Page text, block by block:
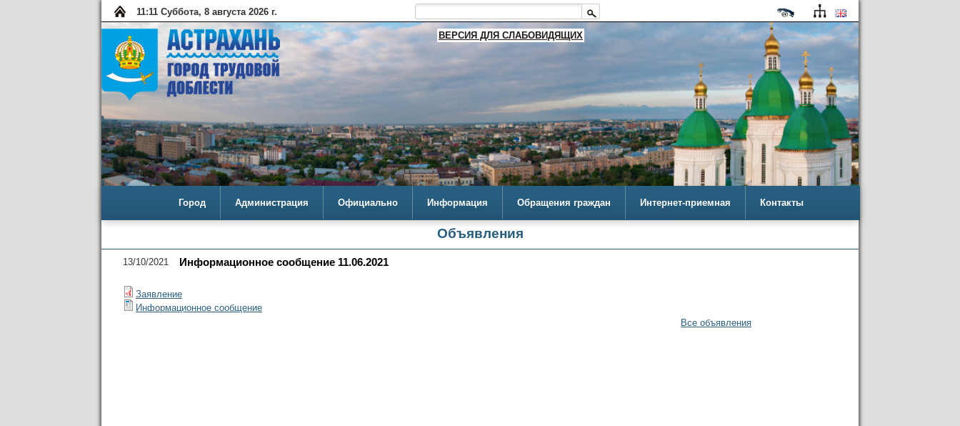
11:11 Суббота, 8 августа 2026 г.
ВЕРСИЯ ДЛЯ СЛАБОВИДЯЩИХ
Город Администрация Официально Информация Обращения граждан Интернет-приемная Контакты
Объявления
13/10/2021 Информационное сообщение 11.06.2021
Заявление
Информационное сообщение
Все объявления